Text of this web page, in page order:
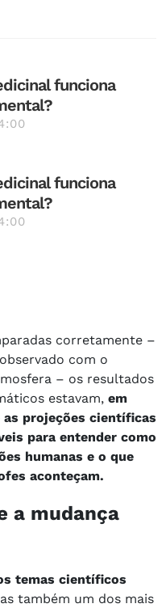
funciona
funciona
corretamente –
com o
– os resultados
estavam, em
projeções científicas
para entender como
humanas e o que
aconteçam.
a mudança
temas científicos
também um dos mais